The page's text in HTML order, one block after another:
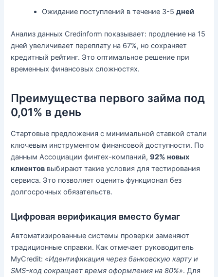
Ожидание поступлений в течение 3-5дней
Анализ данных Credinform показывает: продление на 15
дней увеличивает переплату на 67%, но сохраняет
кредитный рейтинг. Это оптимальное решение при
временных финансовых сложностях.
Преимущества первого займа под
0,01% в день
Стартовые предложения с минимальной ставкой стали
ключевым инструментом финансовой доступности. По
данным Ассоциации финтех-компаний,92% новых
клиентов выбирают такие условия для тестирования
сервиса. Это позволяет оценить функционал без
долгосрочных обязательств.
Цифровая верификация вместо бумаг
Автоматизированные системы проверки заменяют
традиционные справки. Как отмечает руководитель
MyCredit: «Идентификация через банковскую карту и
SMS-код сокращает время оформления на 80%». Для